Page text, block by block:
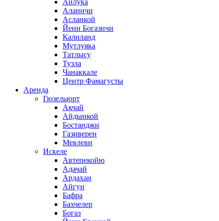
Айлука
Аланичи
Асланкой
Йени Богазичи
Калиланд
Мутлуяка
Татлысу
Тузла
Чанаккале
Центр Фамагусты
Аренда
Гюзельюрт
Акчай
Айдынкой
Бостанджи
Газиверен
Мевлеви
Искеле
Автепекойю
Адачай
Ардахан
Айгун
Бафра
Бахчелер
Богаз